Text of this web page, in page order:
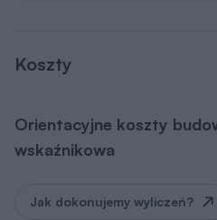
Koszty
Orientacyjne koszty
wskaźnikowa
Jak dokonujemy wyliczeń?